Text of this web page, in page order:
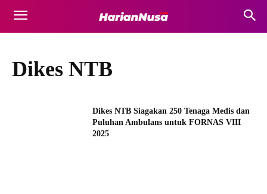
Dikes NTB
Dikes NTB Siagakan 250 Tenaga Medis dan
Puluhan Ambulans untuk FORNAS VIII
2025